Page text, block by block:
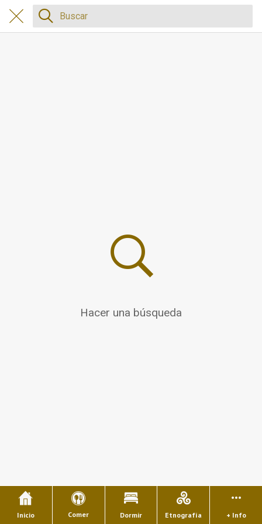
Hacer una búsqueda
Inicio Comer Dormir Etnografía + Info